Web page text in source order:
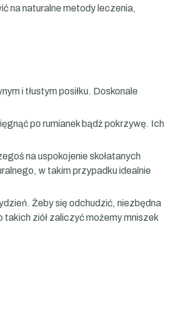
na naturalne metody leczenia,
i tłustym posiłku. Doskonale
po rumianek bądź pokrzywę. Ich
na uspokojenie skołatanych
w takim przypadku idealnie
Żeby się odchudzić, niezbędna
ziół zaliczyć możemy mniszek